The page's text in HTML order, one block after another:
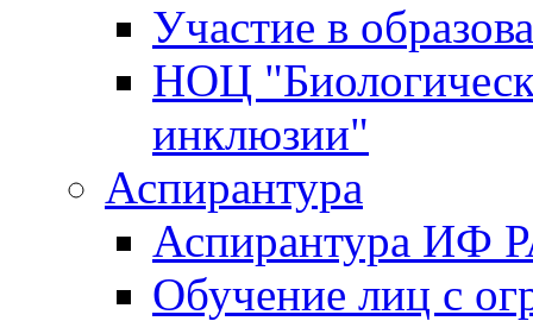
Участие в
НОЦ
инклюзии"
Аспирантура
Аспирантура ИФ
Обучение лиц с